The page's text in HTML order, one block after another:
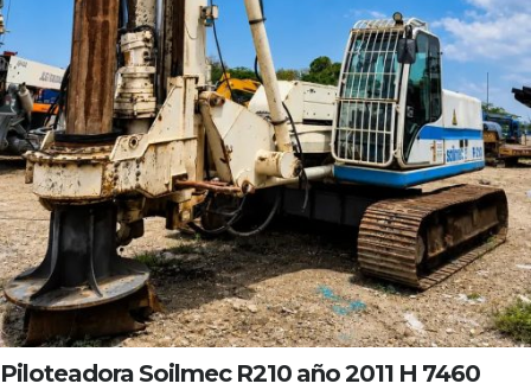
Piloteadora Soilmec R210 año 2011 H 7460